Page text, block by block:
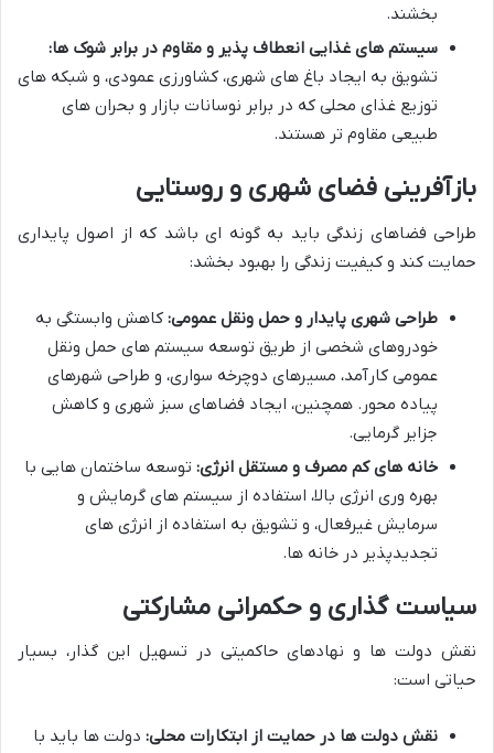
بخشند.
سیستم های غذایی انعطاف پذیر و مقاوم در برابر شوک ها:
تشویق به ایجاد باغ های شهری، کشاورزی عمودی، و شبکه های
توزیع غذای محلی که در برابر نوسانات بازار و بحران های
طبیعی مقاوم تر هستند.
بازآفرینی فضای شهری و روستایی
طراحی فضاهای زندگی باید به گونه ای باشد که از اصول پایداری
حمایت کند و کیفیت زندگی را بهبود بخشد:
طراحی شهری پایدار و حمل ونقل عمومی: کاهش وابستگی به
خودروهای شخصی از طریق توسعه سیستم های حمل ونقل
عمومی کارآمد، مسیرهای دوچرخه سواری، و طراحی شهرهای
پیاده محور. همچنین، ایجاد فضاهای سبز شهری و کاهش
جزایر گرمایی.
خانه های کم مصرف و مستقل انرژی: توسعه ساختمان هایی با
بهره وری انرژی بالا، استفاده از سیستم های گرمایش و
سرمایش غیرفعال، و تشویق به استفاده از انرژی های
تجدیدپذیر در خانه ها.
سیاست گذاری و حکمرانی مشارکتی
نقش دولت ها و نهادهای حاکمیتی در تسهیل این گذار، بسیار
حیاتی است:
نقش دولت ها در حمایت از ابتکارات محلی: دولت ها باید با